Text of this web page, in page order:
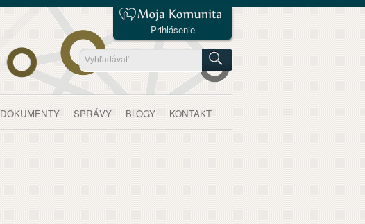
Prihlásenie
DOKUMENTY SPRÁVY BLOGY
KONTAKT